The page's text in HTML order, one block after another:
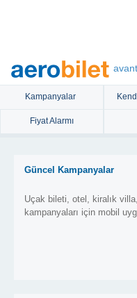
Kampanyalar
Fiyat Alarmı
Güncel Kampanyalar
Uçak bileti, otel, kiralık
kampanyaları için mobil